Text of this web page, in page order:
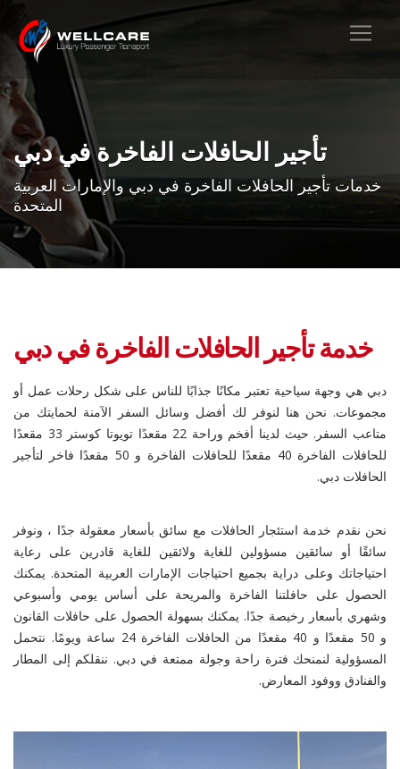
تأجير الحافلات الفاخرة في دبي
خدمات تأجير الحافلات الفاخرة في دبي والإمارات العربية
المتحدة
خدمة تأجير الحافلات الفاخرة فيدبي
دبي هي وجهة سياحية تعتبر مكانًا جذابًا للناس على شكل رحلات عمل أو
مجموعات. نحن هنا لنوفر لك أفضل وسائل السفر الآمنة لحمايتك من
متاعب السفر. حيث لدينا أفخم وراحة 22 مقعدًا تويوتا كوستر 33 مقعدًا
للحافلات الفاخرة 40 مقعدًا للحافلات الفاخرة و 50 مقعدًا فاخر لتأجير
الحافلات دبي.
نحن نقدم خدمة استئجار الحافلات مع سائق بأسعار معقولة جدًا ، ونوفر
سائقًا أو سائقين مسؤولين للغاية ولائقين للغاية قادرين على رعاية
احتياجاتك وعلى دراية بجميع احتياجات الإمارات العربية المتحدة. يمكنك
الحصول على حافلتنا الفاخرة والمريحة على أساس يومي وأسبوعي
وشهري بأسعار رخيصة جدًا. يمكنك بسهولة الحصول على حافلات القانون
و 50 مقعدًا و 40 مقعدًا من الحافلات الفاخرة 24 ساعة ويومًا. نتحمل
المسؤولية لنمنحك فترة راحة وجولة ممتعة في دبي. ننقلكم إلى المطار
والفنادق ووفود المعارض.